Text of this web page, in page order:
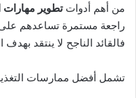
من أهم أدواتتطوير
راجعة مستمرة تساعدهم
فالقائد الناجح لا ينتقد
تشمل أفضل ممارسات التغذية